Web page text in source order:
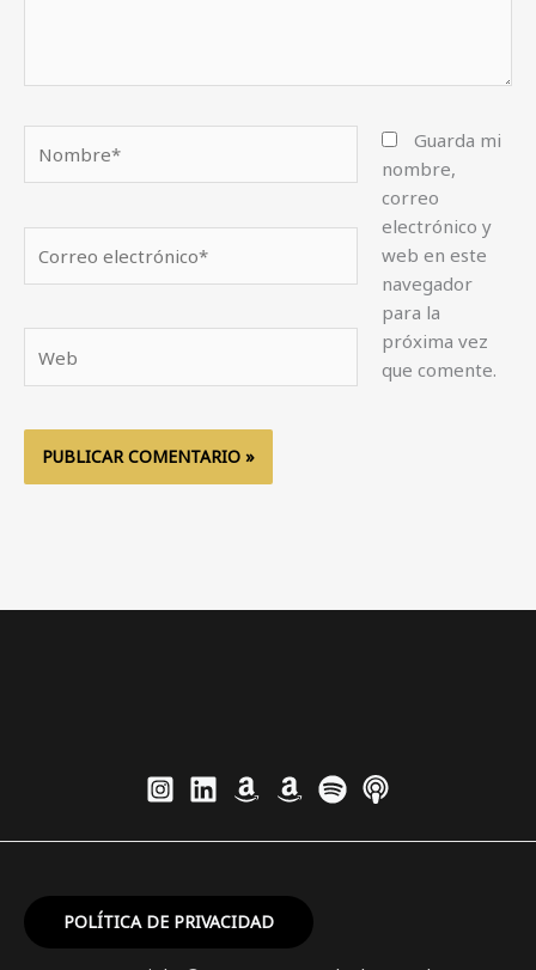
electrónico*
Guarda mi
nombre,
correo
electrónico y
web en este
navegador
para la
próxima vez
que comente.
POLÍTICA DE PRIVACIDAD